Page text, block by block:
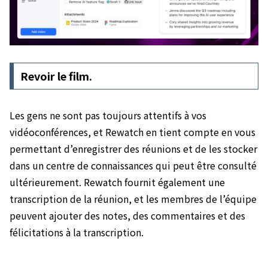
Revoir le film.
Les gens ne sont pas toujours attentifs à vos
vidéoconférences, et Rewatch en tient compte en vous
permettant d’enregistrer des réunions et de les stocker
dans un centre de connaissances qui peut être consulté
ultérieurement. Rewatch fournit également une
transcription de la réunion, et les membres de l’équipe
peuvent ajouter des notes, des commentaires et des
félicitations à la transcription.